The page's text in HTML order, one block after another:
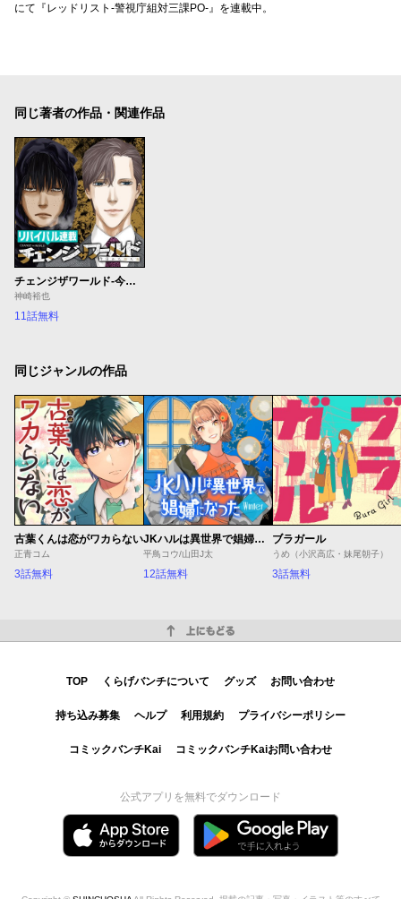
にて『レッドリスト-警視庁組対三課PO-』を連載中。
同じ著者の作品・関連作品
チェンジザワールド-今日から殺人鬼-
神崎裕也
11話無料
同じジャンルの作品
古葉くんは恋がワカらない
正青コム
3話無料
JKハルは異世界で娼婦になった Winter
平鳥コウ/山田J太
12話無料
ブラガール
うめ（小沢高広・妹尾朝子）
3話無料
TOP くらげバンチについて グッズ お問い合わせ
持ち込み募集 ヘルプ 利用規約 プライバシーポリシー
コミックバンチKai コミックバンチKaiお問い合わせ
公式アプリを無料でダウンロード